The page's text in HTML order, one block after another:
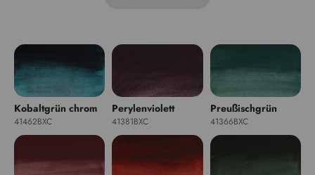
Kobaltgrün chrom
41462BXC
Perylenviolett
41381BXC
Preußischgrün
41366BXC